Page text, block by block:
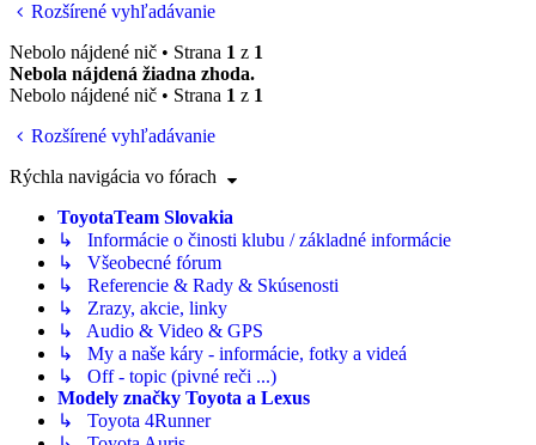
Rozšírené vyhľadávanie
Nebolo nájdené nič • Strana 1 z 1
Nebola nájdená žiadna zhoda.
Nebolo nájdené nič • Strana 1 z 1
Rozšírené vyhľadávanie
Rýchla navigácia vo fórach
ToyotaTeam Slovakia
↳ Informácie o činosti klubu / základné informácie
↳ Všeobecné fórum
↳ Referencie & Rady & Skúsenosti
↳ Zrazy, akcie, linky
↳ Audio & Video & GPS
↳ My a naše káry - informácie, fotky a videá
↳ Off - topic (pivné reči ...)
Modely značky Toyota a Lexus
↳ Toyota 4Runner